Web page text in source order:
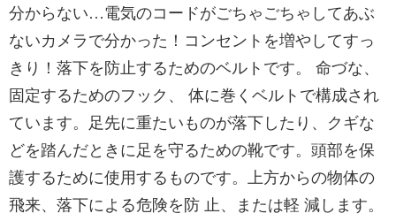
分からない…電気のコードがごちゃごちゃしてあぶ
ないカメラで分かった！コンセントを増やしてすっ
きり！落下を防止するためのベルトです。 命づな、
固定するためのフック、 体に巻くベルトで構成され
ています。足先に重たいものが落下したり、クギな
どを踏んだときに足を守るための靴です。頭部を保
護するために使用するものです。上方からの物体の
飛来、落下による危険を防 止、または軽 減します。